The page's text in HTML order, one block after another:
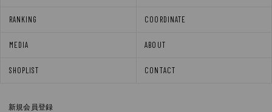
RANKING COORDINATE
MEDIA ABOUT
SHOPLIST CONTACT
新規会員登録